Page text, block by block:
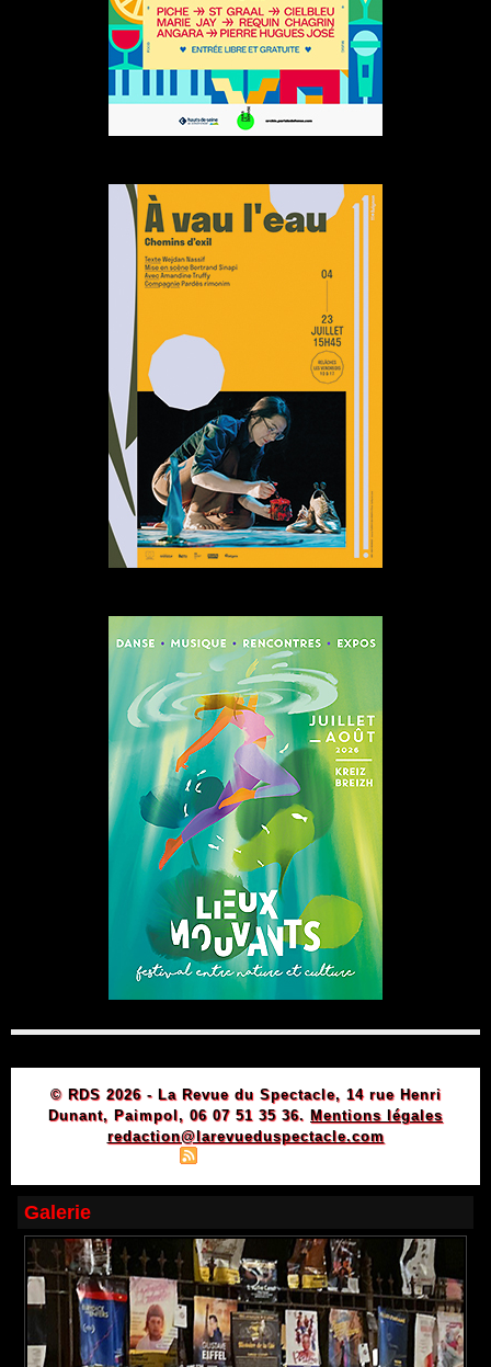
© RDS 2026 - La Revue du Spectacle, 14 rue Henri
Dunant, Paimpol, 06 07 51 35 36. Mentions légales
redaction@larevueduspectacle.com
Galerie